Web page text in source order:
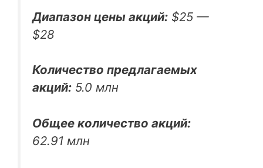
Диапазон цены акций: $25 —
$28
Количество предлагаемых
акций: 5.0 млн
Общее количество акций:
62.91 млн